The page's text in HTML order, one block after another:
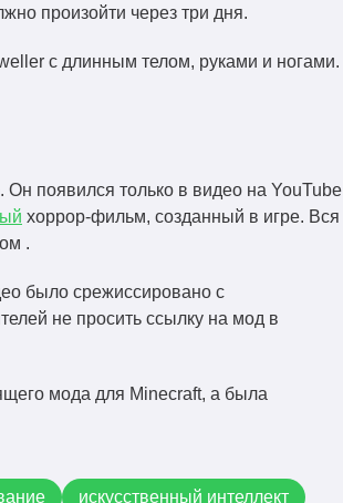
произойти через три дня.
с длинным телом, руками и ногами.
. Он появился только в видео на YouTube
хоррор-фильм, созданный в игре. Вся
.
было срежиссировано с
не просить ссылку на мод в
мода для Minecraft, а была
искусственный интеллект